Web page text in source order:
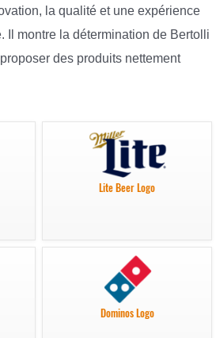
la qualité et une expérience
Il montre la détermination de Bertolli
des produits nettement
Lite Beer Logo
Dominos Logo